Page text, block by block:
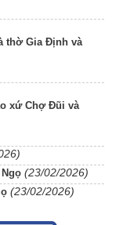
thờ Gia Định và
xứ Chợ Đũi và
(23/02/2026)
(23/02/2026)